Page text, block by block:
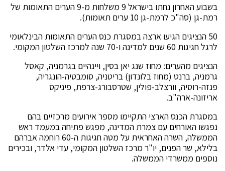
בשבוע האחרון נחתו בישראל 9 משלחות מ-9 הערים התאומות של
רמת-גן (סה"כ לרמת-גן 10 ערים תאומות).
50 הנציגים הגיעו ארצה במסגרת כנס הערים התאומות הבינלאומי
לרגל חגיגות 60 שנים למדינה ו-70 שנה למרכז השלטון המקומי.
הנציגים מהערים: מחוז שנג יאן בסין, ויינהיים בגרמניה, קאסל
גרמניה, ברנט (מחוז בלונדון) בריטניה, סומבטיה-הונגריה,
פנזה-רוסיה, וורצלב-פולין, שטרסבורג-צרפת, פיניקס
אריזונה-ארה"ב.
במסגרת הכנס הארצי התקיימו מספר אירועים מרכזיים בהם
נפגשו האורחים עם צמרת המדינה, מפגש פתיחה במעמד ראש
הממשלה, השרה האחראית על מטה חגיגות ה-60 רוחמה אברהם
בלילא, שר הפנים, יו"ר מרכז השלטון המקומי, עדי אלדר, ובכירים
נוספים ממשרדי הממשלה.